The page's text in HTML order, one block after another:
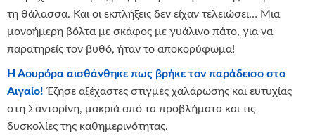
τη θάλασσα. Και οι εκπλήξεις δεν είχαν τελειώσει… Μια
μονοήμερη βόλτα με σκάφος με γυάλινο πάτο, για να
παρατηρείς τον βυθό, ήταν το αποκορύφωμα!
Η Αουρόρα αισθάνθηκε πως βρήκε τον παράδεισο στο
Αιγαίο! Έζησε αξέχαστες στιγμές χαλάρωσης και ευτυχίας
στη Σαντορίνη, μακριά από τα προβλήματα και τις
δυσκολίες της καθημερινότητας.